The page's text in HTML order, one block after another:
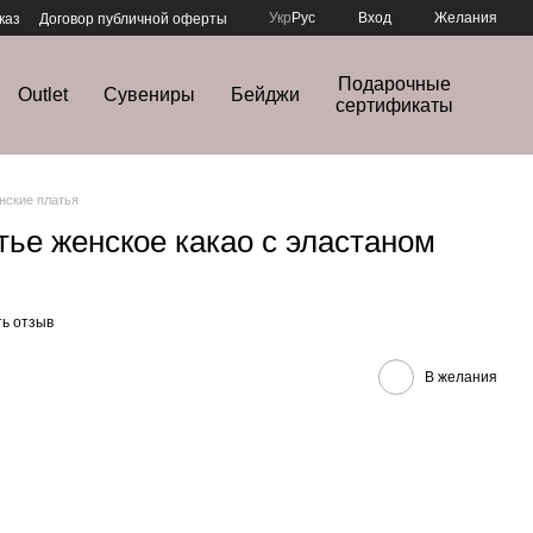
Договор публичной оферты
Укр Рус Вход Желания
Outlet Сувениры Бейджи
Подарочные
сертификаты
платья
женское какао с эластаном
отзыв
В желания